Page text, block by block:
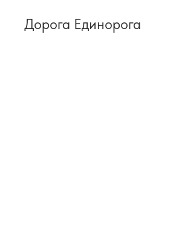
Дорога Единорога